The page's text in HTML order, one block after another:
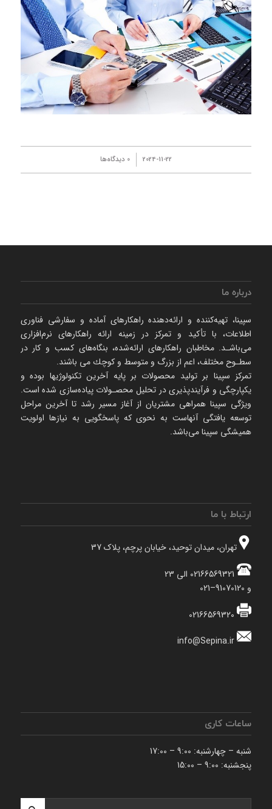
2024-11-22 0 دیدگاه‌ها
درباره ما
سپینا، تهیه‌كننده و ارائه‌‌دهنده راهكارهای آماده و سفارشی فناوری
اطلاعات، با تأكید و تمركز در زمینه ارائه راهکارهای نرم‌‌افزاری
می‌باشـد. مخاطبان راهكارهای ارائه‌شده، بنگاه‌های كسب و كار در
سطـوح مختلف، اعم از بزرگ و متوسط و كوچك می‌ باشند.
تمرکز سپینا بر تولید محصولات بر پایه آخرین تکنولوژیها بوده و
یکپارچگی و فرآیندپذیری در تحلیل محصـولات پیاده‌سازی شده است.
ویژگی سپینا همراهی مشتریان از آغاز مسیر رشد تا آخرین مراحل
توسعه یافتگی آنهاست به نحوی که پاسخگویی به نیازها اولویت
همیشگی سپینا می‌باشد.
ارتباط با ما
تهران، میدان توحید، خیابان پرچم، پلاک 37
02166569321 الی 23
و 91070120–021
02166569320
info@Sepina.ir
ساعات کاری
شنبه – چهارشنبه: 9:00 – 17:00
پنجشنبه: 9:00 – 15:00